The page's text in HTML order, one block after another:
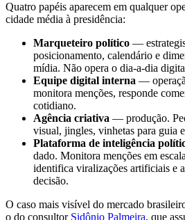
Quatro papéis aparecem em qualquer
cidade média à presidência:
Marqueteiro político —
posicionamento, calendário e
mídia. Não opera o dia-a-dia
Equipe digital interna —
monitora menções, responde
cotidiano.
Agência criativa — produção.
visual, jingles, vinhetas para guia
Plataforma de inteligência
dado. Monitora menções em
identifica viralizações artificiais e
decisão.
O caso mais visível do mercado
o do consultor Sidônio Palmeira, que